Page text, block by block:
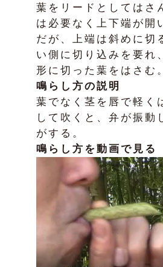
葉をリードとしてはさ
は必要なく上下端が開
だが、上端は斜めに切
い側に切り込みを要れ
形に切った葉をはさむ。
鳴らし方の説明
葉でなく茎を唇で軽く
して吹くと、弁が振動
がする。
鳴らし方を動画で見る